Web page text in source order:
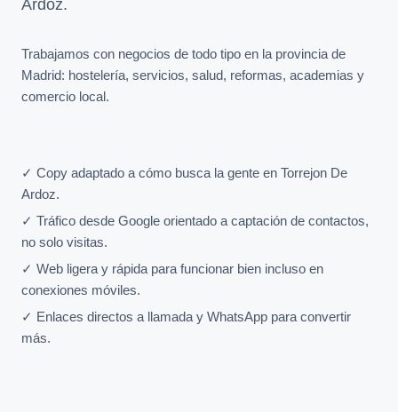
Ardoz.
Trabajamos con negocios de todo tipo en la provincia de
Madrid: hostelería, servicios, salud, reformas, academias y
comercio local.
✓ Copy adaptado a cómo busca la gente en Torrejon De
Ardoz.
✓ Tráfico desde Google orientado a captación de contactos,
no solo visitas.
✓ Web ligera y rápida para funcionar bien incluso en
conexiones móviles.
✓ Enlaces directos a llamada y WhatsApp para convertir
más.